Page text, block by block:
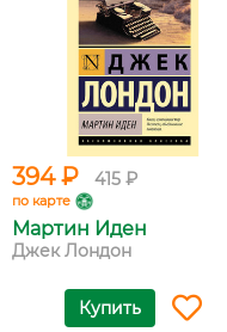
394 ₽ 415 ₽
по карте
Мартин Иден
Джек Лондон
Купить